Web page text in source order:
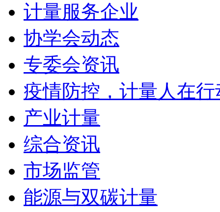
计量服务企业
协学会动态
专委会资讯
疫情防控，计量人在行
产业计量
综合资讯
市场监管
能源与双碳计量